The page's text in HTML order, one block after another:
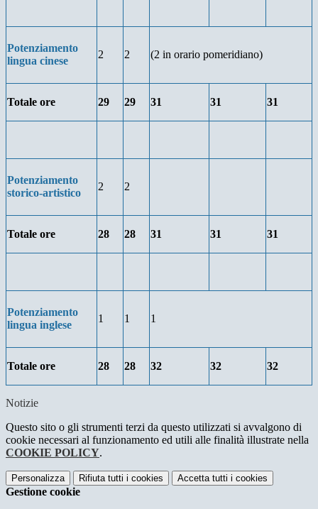
Potenziamento
lingua cinese
2 2 (2 in orario pomeridiano)
Totale ore 29 29 31 31 31
Potenziamento
storico-artistico
2 2
Totale ore 28 28 31 31 31
Potenziamento
lingua inglese
1 1 1
Totale ore 28 28 32 32 32
Notizie
Questo sito o gli strumenti terzi da questo utilizzati si avvalgono di
cookie necessari al funzionamento ed utili alle finalità illustrate nella
COOKIE POLICY.
Personalizza Rifiuta tutti i cookies Accetta tutti i cookies
Gestione cookie